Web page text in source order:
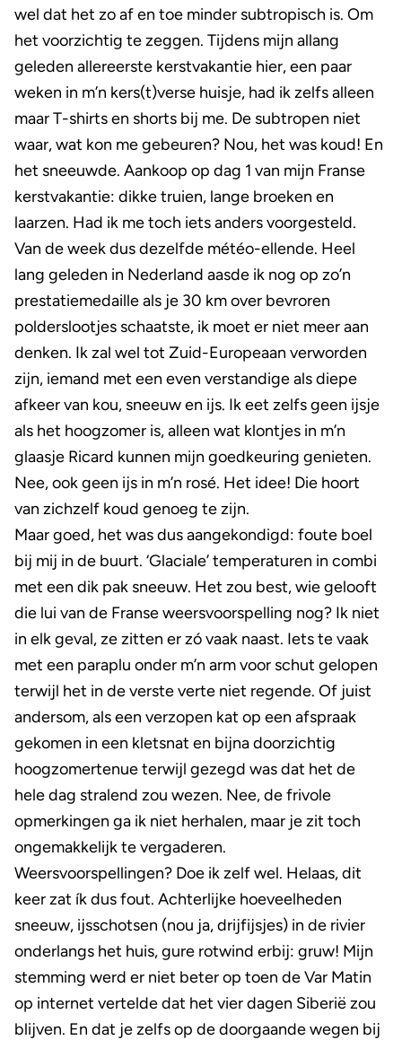
wel dat het zo af en toe minder subtropisch is. Om
het voorzichtig te zeggen. Tijdens mijn allang
geleden allereerste kerstvakantie hier, een paar
weken in m’n kers(t)verse huisje, had ik zelfs alleen
maar T-shirts en shorts bij me. De subtropen niet
waar, wat kon me gebeuren? Nou, het was koud! En
het sneeuwde. Aankoop op dag 1 van mijn Franse
kerstvakantie: dikke truien, lange broeken en
laarzen. Had ik me toch iets anders voorgesteld.
Van de week dus dezelfde météo-ellende. Heel
lang geleden in Nederland aasde ik nog op zo’n
prestatiemedaille als je 30 km over bevroren
polderslootjes schaatste, ik moet er niet meer aan
denken. Ik zal wel tot Zuid-Europeaan verworden
zijn, iemand met een even verstandige als diepe
afkeer van kou, sneeuw en ijs. Ik eet zelfs geen ijsje
als het hoogzomer is, alleen wat klontjes in m’n
glaasje Ricard kunnen mijn goedkeuring genieten.
Nee, ook geen ijs in m’n rosé. Het idee! Die hoort
van zichzelf koud genoeg te zijn.
Maar goed, het was dus aangekondigd: foute boel
bij mij in de buurt. ‘Glaciale’ temperaturen in combi
met een dik pak sneeuw. Het zou best, wie gelooft
die lui van de Franse weersvoorspelling nog? Ik niet
in elk geval, ze zitten er zó vaak naast. Iets te vaak
met een paraplu onder m’n arm voor schut gelopen
terwijl het in de verste verte niet regende. Of juist
andersom, als een verzopen kat op een afspraak
gekomen in een kletsnat en bijna doorzichtig
hoogzomertenue terwijl gezegd was dat het de
hele dag stralend zou wezen. Nee, de frivole
opmerkingen ga ik niet herhalen, maar je zit toch
ongemakkelijk te vergaderen.
Weersvoorspellingen? Doe ik zelf wel. Helaas, dit
keer zat ík dus fout. Achterlijke hoeveelheden
sneeuw, ijsschotsen (nou ja, drijfijsjes) in de rivier
onderlangs het huis, gure rotwind erbij: gruw! Mijn
stemming werd er niet beter op toen de Var Matin
op internet vertelde dat het vier dagen Siberië zou
blijven. En dat je zelfs op de doorgaande wegen bij